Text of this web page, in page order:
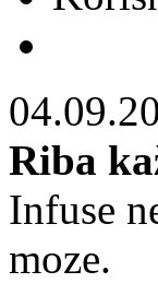
Riba
Infuse
moze.